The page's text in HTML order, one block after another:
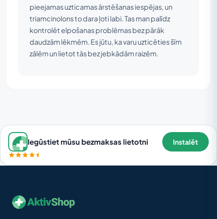
pieejamas uzticamas ārstēšanas iespējas, un
triamcinolons to dara ļoti labi. Tas man palīdz
kontrolēt elpošanas problēmas bez pārāk
daudzām lēkmēm. Es jūtu, ka varu uzticēties šīm
zālēm un lietot tās bez jebkādām raizēm.
Iegūstiet mūsu bezmaksas lietotni Instalēt